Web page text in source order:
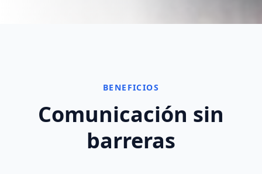
BENEFICIOS
Comunicación sin
barreras